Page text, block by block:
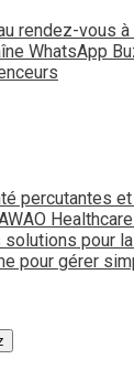
rendez-vous
WhatsApp
percutantes
solutions pour
pour gérer